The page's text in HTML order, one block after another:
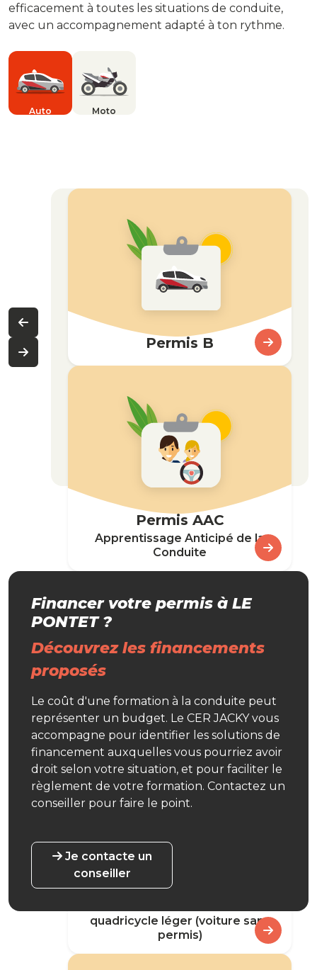
efficacement à toutes les situations de conduite,
avec un accompagnement adapté à ton rythme.
Auto Moto
Permis B
Permis AAC
Apprentissage Anticipé de la
Conduite
Conduite supervisée
quadricycle léger (voiture sans
permis)
Financer votre permis à LE
PONTET ?
Découvrez les financements
proposés
Le coût d'une formation à la conduite peut
représenter un budget. Le CER JACKY vous
accompagne pour identifier les solutions de
financement auxquelles vous pourriez avoir
droit selon votre situation, et pour faciliter le
règlement de votre formation. Contactez un
conseiller pour faire le point.
Je contacte un
conseiller